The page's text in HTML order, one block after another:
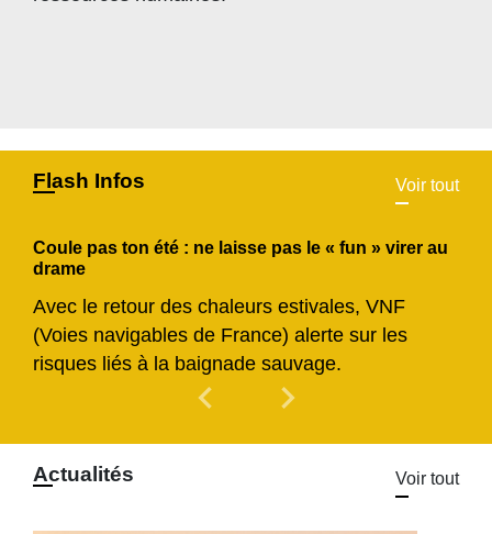
Flash Infos Voir tout
Coule pas ton été : ne laisse pas le « fun » virer au
drame
Avec le retour des chaleurs estivales, VNF
(Voies navigables de France) alerte sur les
risques liés à la baignade sauvage.
chevron_left Previous
chevron_right
Actualités Voir tout